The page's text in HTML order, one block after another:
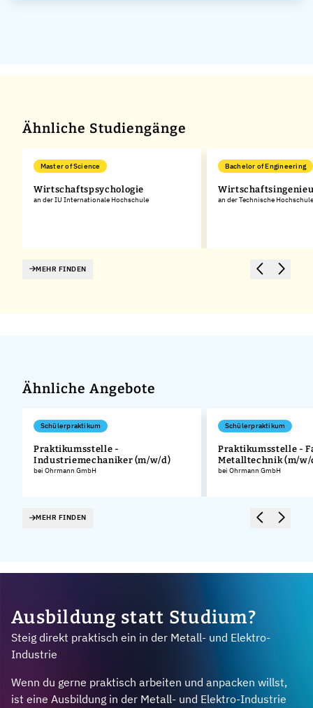
Ähnliche Studiengänge
Master of Science
Wirtschaftspsychologie
an der IU Internationale Hochschule
Bachelor of Engineering
an der Technische
MEHR FINDEN
Ähnliche Angebote
Schülerpraktikum
Praktikumsstelle -
Industriemechaniker (m/w/d)
bei Ohrmann GmbH
Schülerpraktikum
Praktikumsstelle -
Metalltechnik (m/w/
bei Ohrmann GmbH
MEHR FINDEN
Ausbildung statt Studium?
Steig direkt praktisch ein in der Metall- und Elektro-
Industrie
Wenn du gerne praktisch arbeiten und anpacken willst,
ist eine Ausbildung in der Metall- und Elektro-Industrie